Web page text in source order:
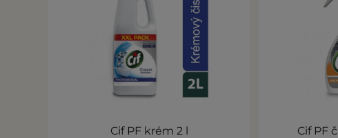
Cif PF krém 2 l Cif PF